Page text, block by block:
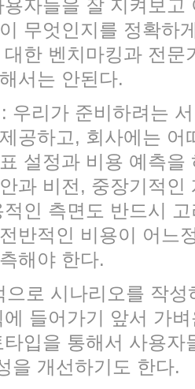
자들을 잘 지켜보고
무엇인지를 정확하
한 벤치마킹과 전문
서는 안된다.
: 우리가 준비하려는
공하고, 회사에는
설정과 비용 예측
과 비전, 중장기적인
인 측면도 반드시
반적인 비용이 어느
해야 한다.
으로 시나리오를 작
들어가기 앞서 가
타입을 통해서 사용
을 개선하기도 한다.